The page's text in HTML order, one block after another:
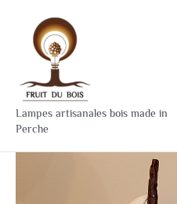
contenu
Lampes artisanales bois made in
Perche